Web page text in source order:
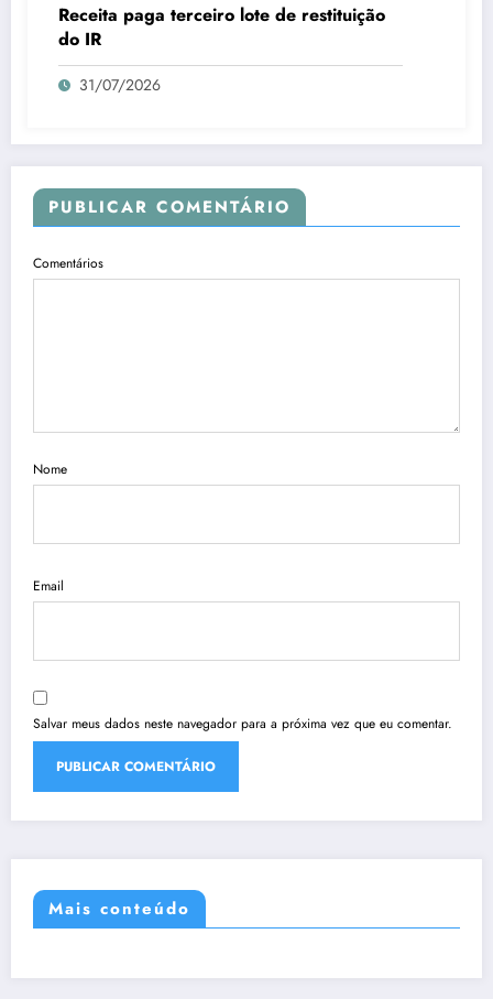
Receita paga terceiro lote de restituição
do IR
31/07/2026
PUBLICAR COMENTÁRIO
Comentários
Nome
Email
Salvar meus dados neste navegador para a próxima vez que eu comentar.
Mais conteúdo